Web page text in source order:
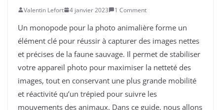
Valentin Lefort 4 janvier 2023 1 Comment
Un monopode pour la photo animalière forme un
élément clé pour réussir à capturer des images nettes
et précises de la faune sauvage. Il permet de stabiliser
votre appareil photo pour maximiser la netteté des
images, tout en conservant une plus grande mobilité
et réactivité qu’un trépied pour suivre les
mouvements des animaux. Dans ce guide, nous allons